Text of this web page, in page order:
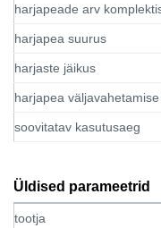
harjapeade arv
harjapea suurus
harjaste jäikus
harjapea
soovitatav kasutusaeg
Üldised parameetrid
tootja